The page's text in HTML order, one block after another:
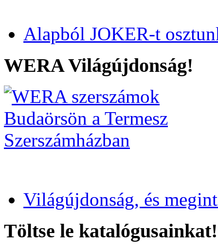
Alapból JOKER-t
WERA Világújdonság!
Világújdonság, és
Töltse le katalógusainkat!